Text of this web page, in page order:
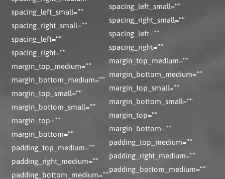
spacing_left_small=““
spacing_right_small=““
spacing_left=““
spacing_right=““
margin_top_medium=““
margin_bottom_medium=““
margin_top_small=““
margin_bottom_small=““
margin_top=““
margin_bottom=““
padding_top_medium=““
padding_right_medium=““
padding_bottom_medium=““
spacing_left_small=““
spacing_right_small=““
spacing_left=““
spacing_right=““
margin_top_medium=““
margin_bottom_medium=““
margin_top_small=““
margin_bottom_small=““
margin_top=““
margin_bottom=““
padding_top_medium=““
padding_right_medium=““
padding_bottom_medium=““